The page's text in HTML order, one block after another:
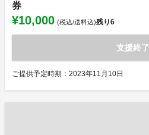
券
¥10,000 (税込/送料込)残り6
支援終了
ご提供予定時期：2023年11月10日